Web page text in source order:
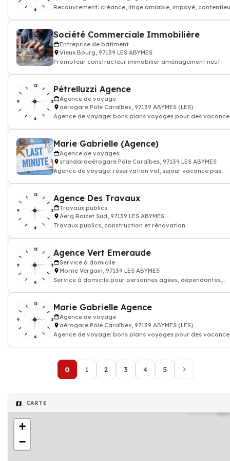
Recouvrement: créance, litige amiable, impayé,
Société Commerciale Immobilière
Entreprise de bâtiment
Vieux Bourg, 97139 LES ABYMES
Promoteur constructeur immobilier aménagement neuf
Pétrelluzzi Agence
Agence de voyage
aérogare Pôle Caraïbes, 97139 ABYMES (LES)
Agence de voyage: bons plans voyages pour des vacances
Marie Gabrielle (Agence)
Agence de voyages
standardaérogare Pôle Caraïbes, 97139 LES ABYMES
Agence de voyage: réservation vol, sejour vacance pas
Agence Des Travaux
Travaux publics
Aerg Raizet Sud, 97139 LES ABYMES
Travaux publics, construction et rénovation
Agence Vert Emeraude
Service à domicile
Morne Vergain, 97139 LES ABYMES
Service à domicile pour personnes âgées, dépendantes,
Marie Gabrielle Agence
Agence de voyage
aérogare Pôle Caraïbes, 97139 ABYMES (LES)
Agence de voyage: bons plans voyages pour des vacances
0 1 2 3 4 5
CARTE
+
−